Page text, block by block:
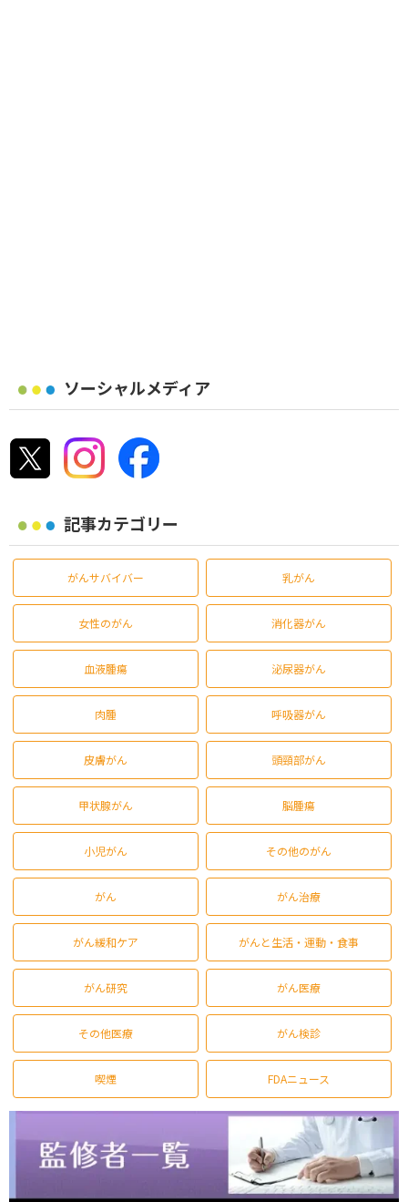
ソーシャルメディア
記事カテゴリー
がんサバイバー 乳がん
女性のがん 消化器がん
血液腫瘍 泌尿器がん
肉腫 呼吸器がん
皮膚がん 頭頸部がん
甲状腺がん 脳腫瘍
小児がん その他のがん
がん がん治療
がん緩和ケア がんと生活・運動・食事
がん研究 がん医療
その他医療 がん検診
喫煙 FDAニュース